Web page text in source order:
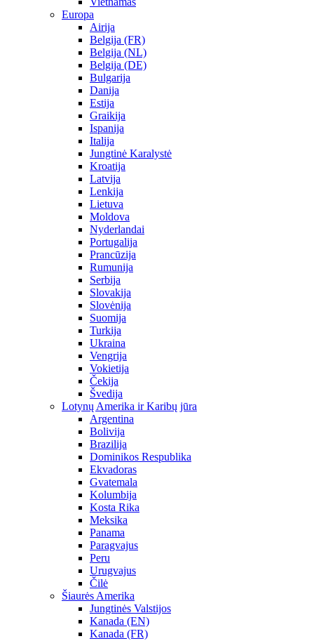
Europa
Airija
Belgija (FR)
Belgija (NL)
Belgija (DE)
Bulgarija
Danija
Estija
Graikija
Ispanija
Italija
Jungtinė Karalystė
Kroatija
Latvija
Lenkija
Lietuva
Moldova
Nyderlandai
Portugalija
Prancūzija
Rumunija
Serbija
Slovakija
Slovėnija
Suomija
Turkija
Ukraina
Vengrija
Vokietija
Čekija
Švedija
Lotynų Amerika ir Karibų jūra
Argentina
Bolivija
Brazilija
Dominikos Respublika
Ekvadoras
Gvatemala
Kolumbija
Kosta Rika
Meksika
Panama
Paragvajus
Peru
Urugvajus
Čilė
Šiaurės Amerika
Jungtinės Valstijos
Kanada (EN)
Kanada (FR)